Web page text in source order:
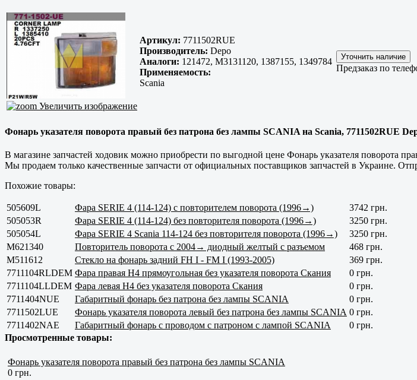
Увеличить изображение
Артикул: 7711502RUE
Производитель: Depo
Аналоги: 121472, M3131120, 1387155, 1349784
Применяемость:
Scania
Предзаказ по
Фонарь указателя поворота правый без патрона без лампы SCANIA на Scania, 7711502RUE
В магазине запчастей ходовик можно приобрести по выгодной цене Фонарь указателя поворота
Мы продаем только качественные запчасти от официальных поставщиков запчастей в Украине.
Похожие товары:
505609L Фара SERIE 4 (114-124) с повторителем поворота (1996→)
3742 грн.
505053R
Фара SERIE 4 (114-124) без повторителя поворота (1996→)
3250 грн.
505054L
Фара SERIE 4 Scania 114-124 без повторителя поворота (1996→)
3250 грн.
M621340
Повторитель поворота с 2004→ диодный желтый с разъемом
468 грн.
M511612
Стекло на фонарь задний FH I - FM I (1993-2005)
369 грн.
7711104RLDEM Фара правая H4 прямоугольная без указателя поворота Скания
0 грн.
7711104LLDEM Фара левая H4 без указателя поворота Скания
0 грн.
7711404NUE
Габаритный фонарь без патрона без лампы SCANIA
0 грн.
7711502LUE
Фонарь указателя поворота левый без патрона без лампы SCANIA 0 грн.
7711402NAE
Габаритный фонарь с проводом с патроном с лампой SCANIA
0 грн.
Просмотренные товары:
Фонарь указателя поворота правый без патрона без лампы SCANIA
0 грн.